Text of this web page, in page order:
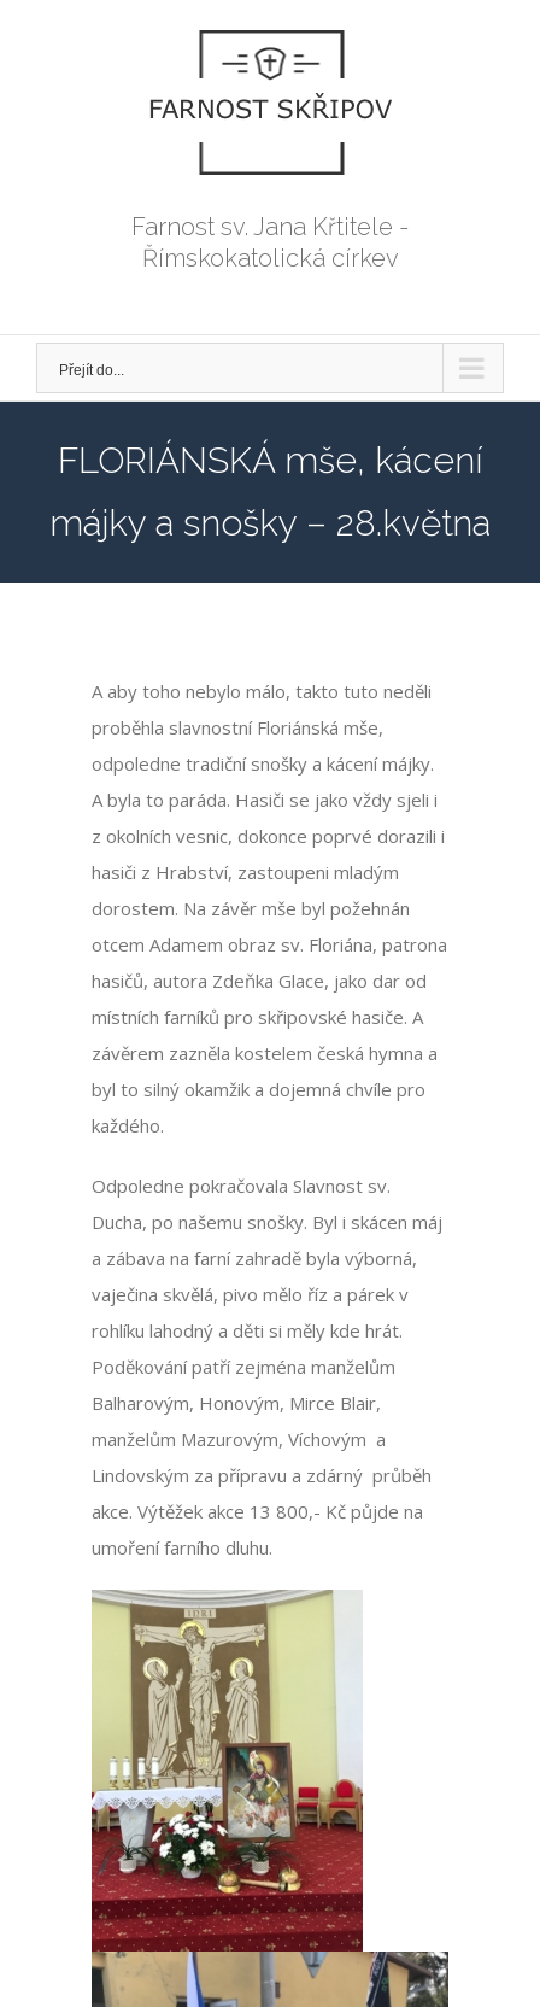
Farnost sv. Jana Křtitele -
Římskokatolická církev
Přejít do...
FLORIÁNSKÁ mše, kácení
májky a snošky – 28.května
A aby toho nebylo málo, takto tuto neděli
proběhla slavnostní Floriánská mše,
odpoledne tradiční snošky a kácení májky.
A byla to paráda. Hasiči se jako vždy sjeli i
z okolních vesnic, dokonce poprvé dorazili i
hasiči z Hrabství, zastoupeni mladým
dorostem. Na závěr mše byl požehnán
otcem Adamem obraz sv. Floriána, patrona
hasičů, autora Zdeňka Glace, jako dar od
místních farníků pro skřipovské hasiče. A
závěrem zazněla kostelem česká hymna a
byl to silný okamžik a dojemná chvíle pro
každého.
Odpoledne pokračovala Slavnost sv.
Ducha, po našemu snošky. Byl i skácen máj
a zábava na farní zahradě byla výborná,
vaječina skvělá, pivo mělo říz a párek v
rohlíku lahodný a děti si měly kde hrát.
Poděkování patří zejména manželům
Balharovým, Honovým, Mirce Blair,
manželům Mazurovým, Víchovým a
Lindovským za přípravu a zdárný průběh
akce. Výtěžek akce 13 800,- Kč půjde na
umoření farního dluhu.